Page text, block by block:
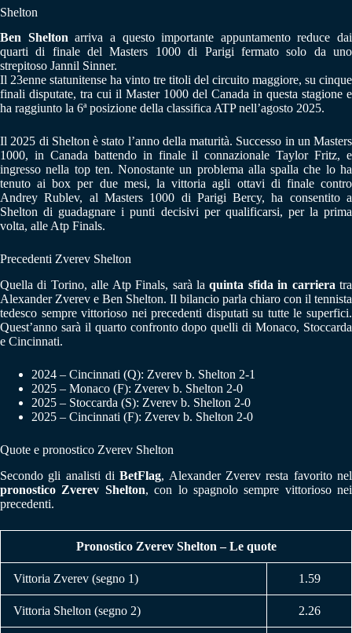
Shelton
Ben Shelton arriva a questo importante appuntamento reduce dai
quarti di finale del Masters 1000 di Parigi fermato solo da uno
strepitoso Jannil Sinner.
Il 23enne statunitense ha vinto tre titoli del circuito maggiore, su cinque
finali disputate, tra cui il Master 1000 del Canada in questa stagione e
ha raggiunto la 6ª posizione della classifica ATP nell’agosto 2025.
Il 2025 di Shelton è stato l’anno della maturità. Successo in un Masters
1000, in Canada battendo in finale il connazionale Taylor Fritz, e
ingresso nella top ten. Nonostante un problema alla spalla che lo ha
tenuto ai box per due mesi, la vittoria agli ottavi di finale contro
Andrey Rublev, al Masters 1000 di Parigi Bercy, ha consentito a
Shelton di guadagnare i punti decisivi per qualificarsi, per la prima
volta, alle Atp Finals.
Precedenti Zverev Shelton
Quella di Torino, alle Atp Finals, sarà laquinta sfida in carriera tra
Alexander Zverev e Ben Shelton. Il bilancio parla chiaro con il tennista
tedesco sempre vittorioso nei precedenti disputati su tutte le superfici.
Quest’anno sarà il quarto confronto dopo quelli di Monaco, Stoccarda
e Cincinnati.
2024 – Cincinnati (Q): Zverev b. Shelton 2-1
2025 – Monaco (F): Zverev b. Shelton 2-0
2025 – Stoccarda (S): Zverev b. Shelton 2-0
2025 – Cincinnati (F): Zverev b. Shelton 2-0
Quote e pronostico Zverev Shelton
Secondo gli analisti diBetFlag, Alexander Zverev resta favorito nel
pronostico Zverev Shelton, con lo spagnolo sempre vittorioso nei
precedenti.
Pronostico Zverev Shelton – Le quote
Vittoria Zverev (segno 1) 1.59
Vittoria Shelton (segno 2) 2.26